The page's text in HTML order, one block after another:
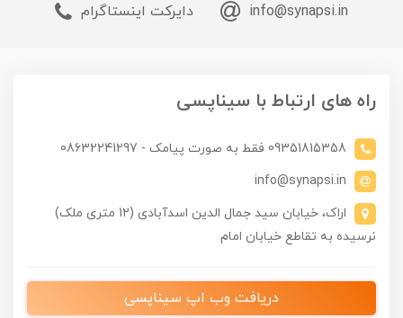
info@synapsi.in دایرکت اینستاگرام
راه های ارتباط با سیناپسی
09351815358 فقط به صورت پیامک - 08632241297
info@synapsi.in
اراک، خیابان سید جمال الدین اسدآبادی (12 متری ملک)
نرسیده به تقاطع خیابان امام
دریافت وب اپ سیناپسی